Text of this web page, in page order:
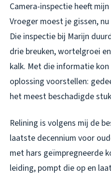
Camera-inspectie heeft
Vroeger moest je gissen,
Die inspectie bij Marijn
drie breuken, wortelgroei
kalk. Met die informatie
oplossing voorstellen:
het meest beschadigde
Relining is volgens mij de
laatste decennium voor
met hars geïmpregneerde
leiding, pompt die op en